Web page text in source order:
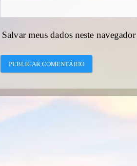
Salvar meus dados neste